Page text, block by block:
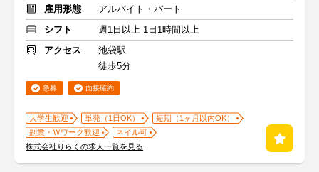
雇用形態
アルバイト・パート
シフト
週1日以上 1日1時間以上
アクセス
池袋駅
徒歩5分
急募 面接確約
大学生歓迎 単発（1日OK）
短期（1ヶ月以内OK）
副業・Ｗワーク歓迎
ネイル可
株式会社りらくの求人一覧を見る